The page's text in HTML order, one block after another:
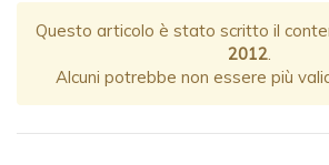
Questo articolo è stato scritto il
2012.
Alcuni potrebbe non essere più